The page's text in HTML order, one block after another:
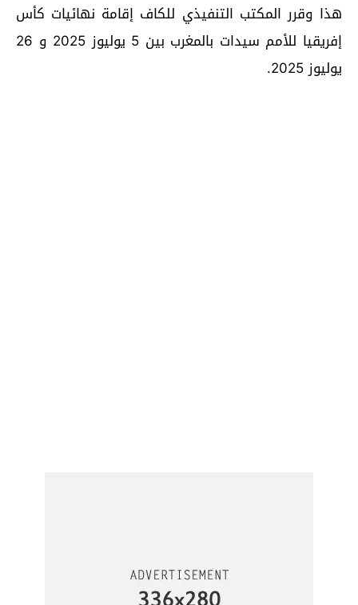
هذا وقرر المكتب التنفيذي للكاف إقامة نهائيات كأس
إفريقيا للأمم سيدات بالمغرب بين 5 يوليوز 2025 و 26
يوليوز 2025.